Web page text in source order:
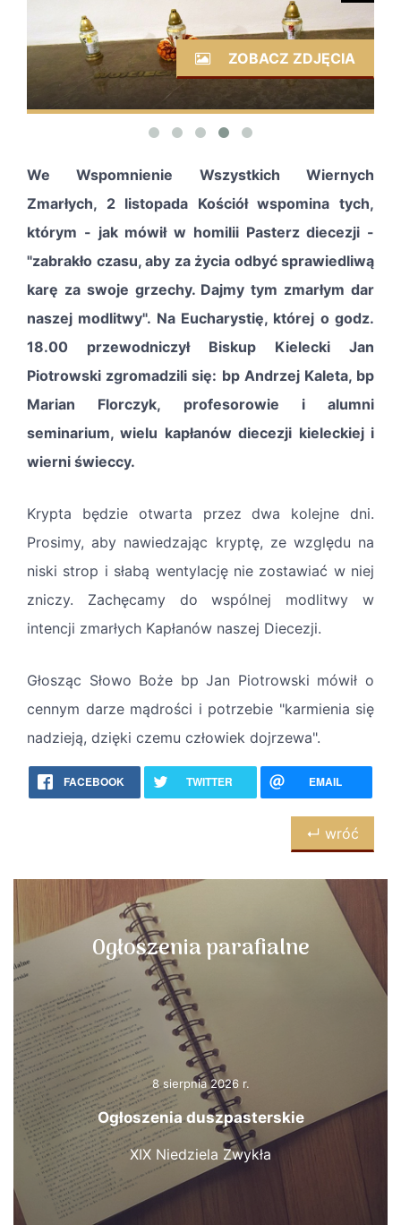
ZOBACZ ZDJĘCIA
We Wspomnienie Wszystkich Wiernych
Zmarłych, 2 listopada Kościół wspomina tych,
którym - jak mówił w homilii Pasterz diecezji -
"zabrakło czasu, aby za życia odbyć sprawiedliwą
karę za swoje grzechy. Dajmy tym zmarłym dar
naszej modlitwy". Na Eucharystię, której o godz.
18.00 przewodniczył Biskup Kielecki Jan
Piotrowski zgromadzili się: bp Andrzej Kaleta, bp
Marian Florczyk, profesorowie i alumni
seminarium, wielu kapłanów diecezji kieleckiej i
wierni świeccy.
Krypta będzie otwarta przez dwa kolejne dni.
Prosimy, aby nawiedzając kryptę, ze względu na
niski strop i słabą wentylację nie zostawiać w niej
zniczy. Zachęcamy do wspólnej modlitwy w
intencji zmarłych Kapłanów naszej Diecezji.
Głosząc Słowo Boże bp Jan Piotrowski mówił o
cennym darze mądrości i potrzebie "karmienia się
nadzieją, dzięki czemu człowiek dojrzewa".
FACEBOOK TWITTER EMAIL
↵ wróć
Ogłoszenia parafialne
8 sierpnia 2026 r.
Ogłoszenia duszpasterskie
XIX Niedziela Zwykła